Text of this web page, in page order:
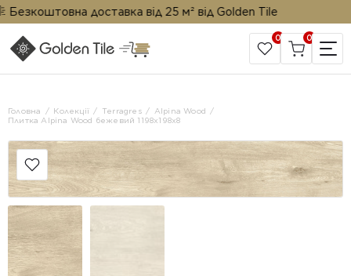
доставка від 25 м² від Golden Tile
САЙТ КОМПАНІЇ
0 0
Головна Колекції Terragres
Alpina Wood
Плитка Alpina Wood бежевий 1198х198x8